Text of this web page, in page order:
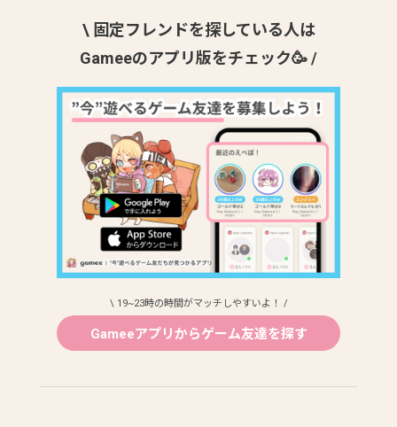
\ 固定フレンドを探している人は
Gameeのアプリ版をチェック🥳 /
\ 19~23時の時間がマッチしやすいよ！ /
Gameeアプリからゲーム友達を探す